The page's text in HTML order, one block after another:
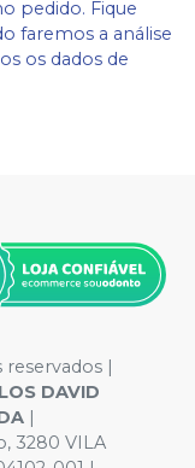
pedido. Fique
faremos a análise
os dados de
|
DAVID
|
3280 VILA